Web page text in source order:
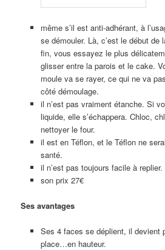
même s’il est anti-adhérant, à
se démouler. Là, c’est le début de
fin, vous essayez le plus
glisser entre la parois et le cake.
moule va se rayer, ce qui ne va
côté démoulage.
il n’est pas vraiment étanche. Si
liquide, elle s’échappera. Chloc,
nettoyer le four.
il est en Téflon, et le Téflon ne
santé.
il n’est pas toujours facile à replier.
son prix 27€
Ses avantages
Ses 4 faces se déplient, il devient
place…en hauteur.